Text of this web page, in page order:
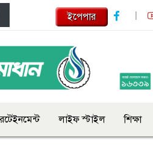
ইপেপার
লাইফ স্টাইল শিক্ষা